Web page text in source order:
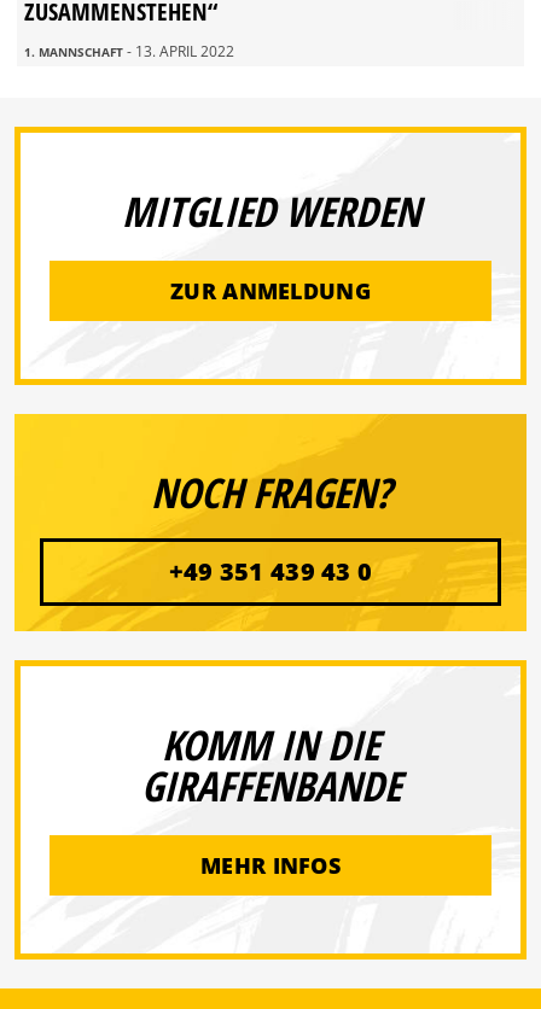
ZUSAMMENSTEHEN“
1. MANNSCHAFT - 13. APRIL 2022
MITGLIED WERDEN
ZUR ANMELDUNG
NOCH FRAGEN?
+49 351 439 43 0
KOMM IN DIE
GIRAFFENBANDE
MEHR INFOS